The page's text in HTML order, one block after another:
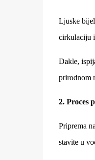
Ljuske
cirkulaciju
Dakle,
prirodnom
2. Proces
Priprema
stavite u